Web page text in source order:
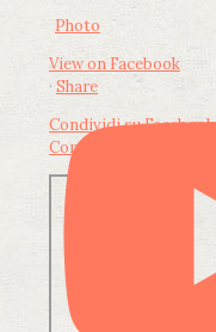
Photo
View on Facebook
· Share
Condividi su Facebook
Condividi su LinkedIn